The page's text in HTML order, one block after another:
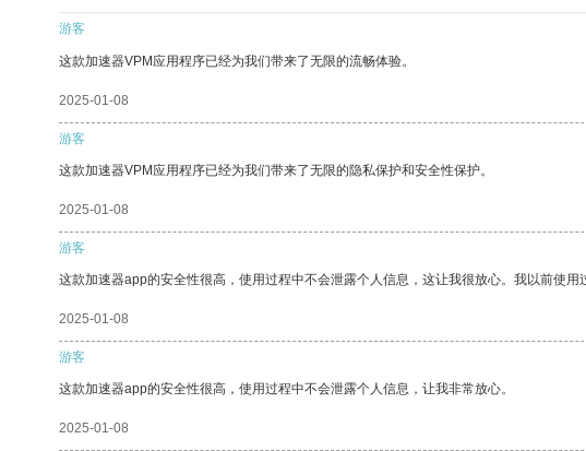
游客
这款加速器VPM应用程序已经为我们带来了无限的流畅体验。
2025-01-08
游客
这款加速器VPM应用程序已经为我们带来了无限的隐私保护和安全性保护。
2025-01-08
游客
这款加速器app的安全性很高，使用过程中不会泄露个人信息，这让我很放心。我以前使
2025-01-08
游客
这款加速器app的安全性很高，使用过程中不会泄露个人信息，让我非常放心。
2025-01-08